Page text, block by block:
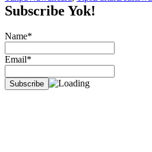
Subscribe Yok!
Name*
Email*